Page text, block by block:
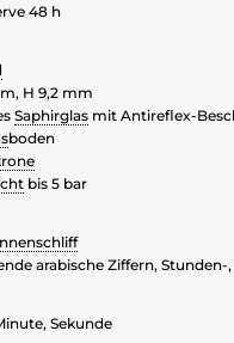
48 h
H 9,2 mm
Saphirglas mit Antireflex-
boden
bis 5 bar
arabische Ziffern,
Sekunde